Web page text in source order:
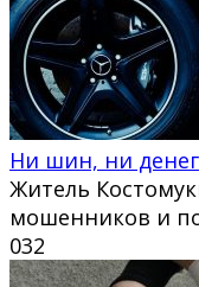
Ни шин, ни денег
Житель
мошенников и
032